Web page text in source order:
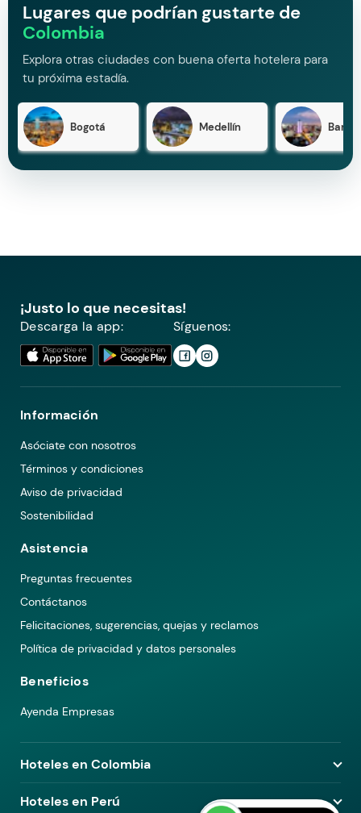
Lugares que podrían gustarte de
Colombia
Explora otras ciudades con buena oferta hotelera para
tu próxima estadía.
Bogotá Medellín
¡Justo lo que necesitas!
Descarga la app: Síguenos:
Información
Asóciate con nosotros
Términos y condiciones
Aviso de privacidad
Sostenibilidad
Asistencia
Preguntas frecuentes
Contáctanos
Felicitaciones, sugerencias, quejas y reclamos
Política de privacidad y datos personales
Beneficios
Ayenda Empresas
Hoteles en Colombia
Hoteles en Medellín
Hoteles en Perú